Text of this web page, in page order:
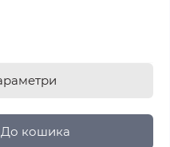
До кошика